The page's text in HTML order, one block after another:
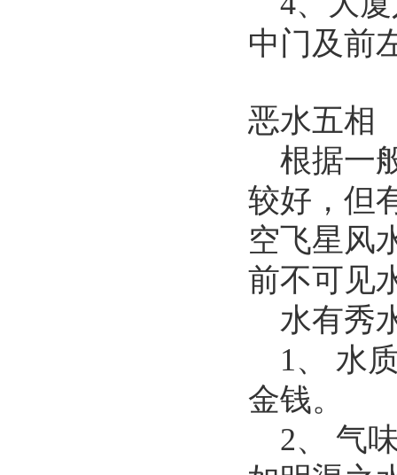
中门及前
恶水五相
根据一
较好，但
空飞星风
前不可见
水有秀
1、 水
金钱。
2、 气